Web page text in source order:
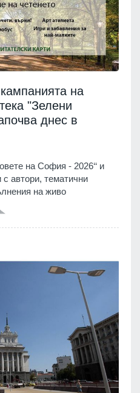
на
"Зелени
днес в
на София - 2026‘‘ и
автори, тематични
на живо